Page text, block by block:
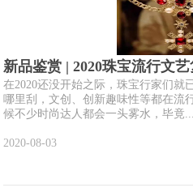
新品鉴赏 | 2020珠宝流行文
在2020还没开始之际，珠宝行家们就
哪里刮，文创、创新趣味性等都在流
候不少时尚达人都会一头雾水，毕竟...
2020-08-03